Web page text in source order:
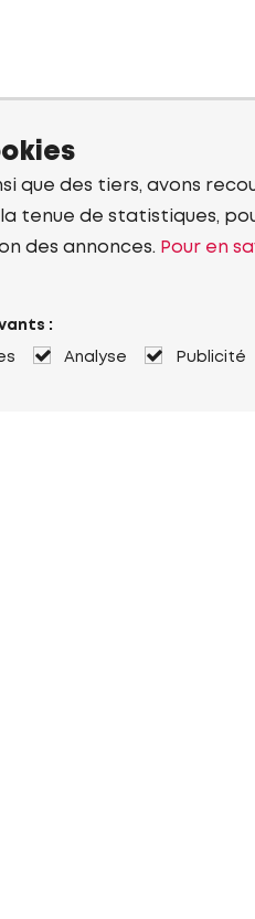
que des tiers, avons
tenue de statistiques,
des annonces. Pour en
:
Analyse Publicité